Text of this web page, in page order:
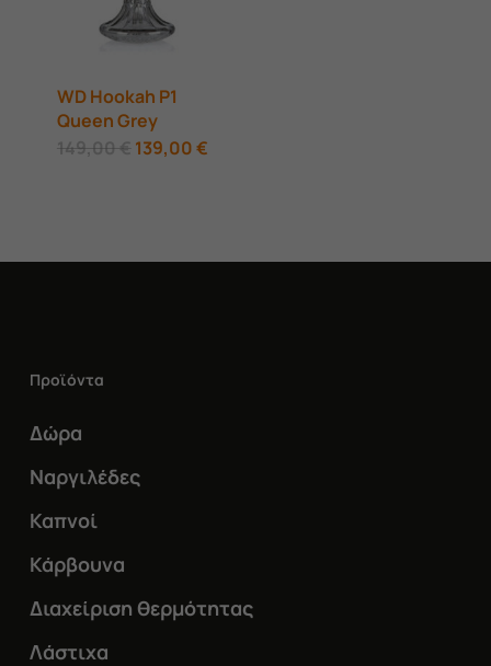
WD Hookah P1
Queen Grey
149,00€ Original
price
139,00€Η
Προϊόντα
Δώρα
Ναργιλέδες
Καπνοί
Κάρβουνα
Διαχείριση θερμότητας
Λάστιχα